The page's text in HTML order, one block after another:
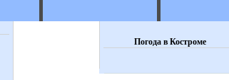
Погода в Костроме